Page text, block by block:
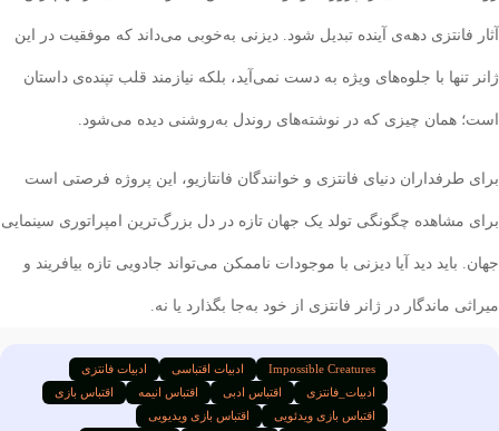
دهه‌ی آینده تبدیل شود. دیزنی به‌خوبی می‌داند که موفقیت در این
با جلوه‌های ویژه به دست نمی‌آید، بلکه نیازمند قلب تپنده‌ی داستان
همان چیزی که در نوشته‌های روندل به‌روشنی دیده می‌شود.
دنیای فانتزی و خوانندگان فانتازیو، این پروژه فرصتی است
چگونگی تولد یک جهان تازه در دل بزرگ‌ترین امپراتوری سینمایی
دید آیا دیزنی با موجودات ناممکن می‌تواند جادویی تازه بیافریند و
ماندگار در ژانر فانتزی از خود به‌جا بگذارد یا نه.
Impossible Creatures ادبیات اقتباسی
ادبیات فانتزی
ادبیات_فانتزی
اقتباس ادبی اقتباس انیمه
اقتباس بازی
اقتباس بازی ویدئویی
اقتباس بازی ویدیویی